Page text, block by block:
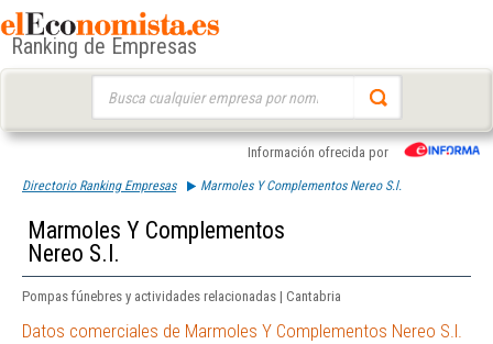
Ranking de Empresas
Información ofrecida por
Directorio Ranking Empresas Marmoles Y Complementos Nereo S.l.
Marmoles Y Complementos
Nereo S.l.
Pompas fúnebres y actividades relacionadas | Cantabria
Datos comerciales de Marmoles Y Complementos Nereo S.l.